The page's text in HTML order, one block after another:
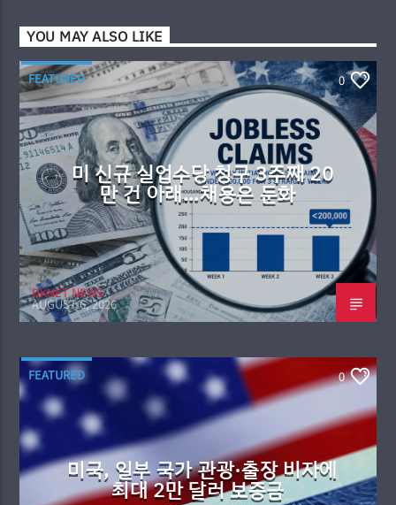
YOU MAY ALSO LIKE
FEATURED 0
미 신규 실업수당 청구 3주째 20
만 건 아래…채용은 둔화
DKNET NEWS
AUGUST 6, 2026
FEATURED 0
미국, 일부 국가 관광·출장 비자에
최대 2만 달러 보증금